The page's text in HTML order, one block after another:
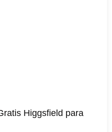
Higgsfield para